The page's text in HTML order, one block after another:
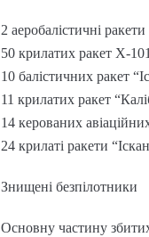
2 аеробалістичні
50 крилатих ракет Х-
10 балістичних ракет
11 крилатих ракет
14 керованих
24 крилаті ракети
Знищені безпілотники
Основну частину